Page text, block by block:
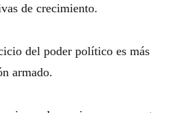
de crecimiento.
del poder político es más
armado.